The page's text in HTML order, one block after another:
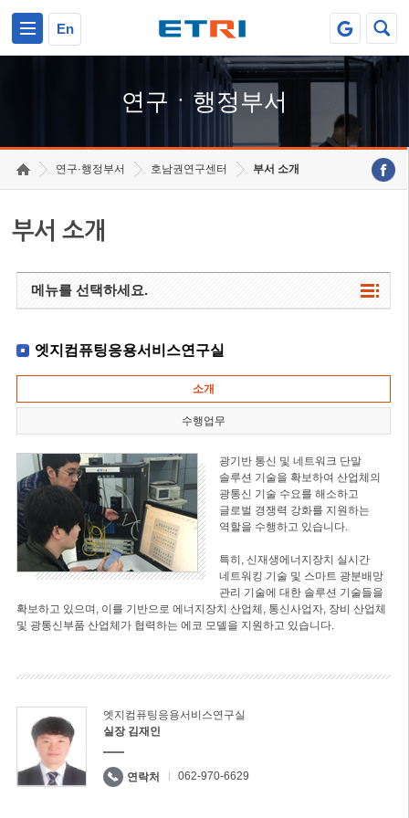
En
연구ㆍ행정부서
연구·행정부서 호남권연구센터 부서 소개
부서 소개
메뉴를 선택하세요.
엣지컴퓨팅응용서비스연구실
소개
수행업무
광기반 통신 및 네트워크 단말
솔루션 기술을 확보하여 산업체의
광통신 기술 수요를 해소하고
글로벌 경쟁력 강화를 지원하는
역할을 수행하고 있습니다.
특히, 신재생에너지장치 실시간
네트워킹 기술 및 스마트 광분배망
관리 기술에 대한 솔루션 기술들을
확보하고 있으며, 이를 기반으로 에너지장치 산업체, 통신사업자, 장비 산업체
및 광통신부품 산업체가 협력하는 에코 모델을 지원하고 있습니다.
엣지컴퓨팅응용서비스연구실
실장 김재인
연락처 062-970-6629